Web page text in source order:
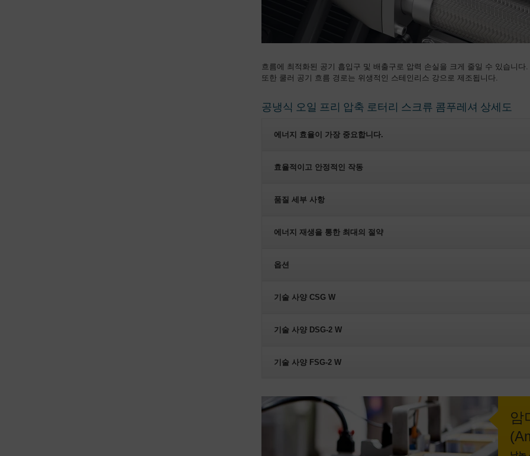
흐름에 최적화된 공기 흡입구 및 배출구로 압력 손실을 크게 줄일 수 있습니다.
또한 쿨러 공기 흐름 경로는 위생적인 스테인리스 강으로 제조됩니다.
공냉식 오일 프리 압축 로터리 스크류 콤푸레셔 상세도
에너지 효율이 가장 중요합니다.
효율적이고 안정적인 작동
품질 세부 사항
에너지 재생을 통한 최대의 절약
옵션
기술 사양 CSG W
기술 사양 DSG-2 W
기술 사양 FSG-2 W
암